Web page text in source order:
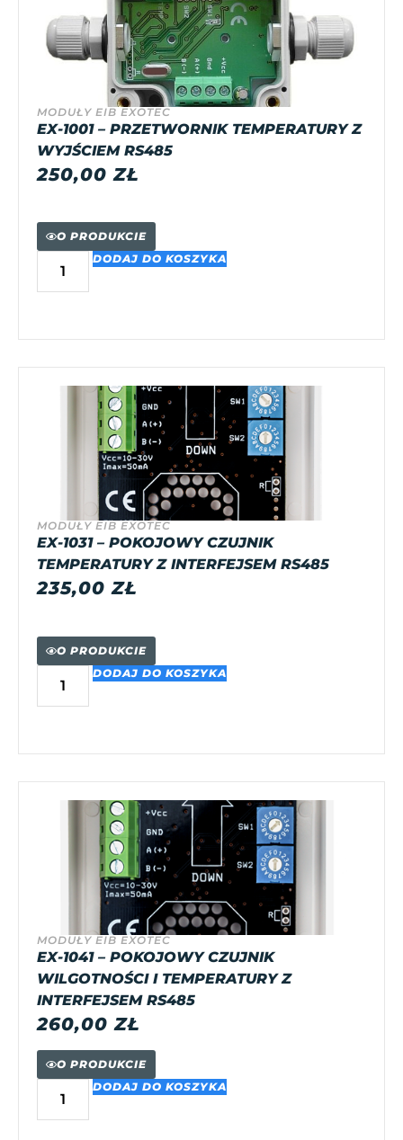
MODUŁY EIB EXOTEC
EX-1001 – PRZETWORNIK TEMPERATURY Z
WYJŚCIEM RS485
250,00ZŁ
O PRODUKCIE
DODAJ DO KOSZYKA
MODUŁY EIB EXOTEC
EX-1031 – POKOJOWY CZUJNIK
TEMPERATURY Z INTERFEJSEM RS485
235,00ZŁ
O PRODUKCIE
DODAJ DO KOSZYKA
MODUŁY EIB EXOTEC
EX-1041 – POKOJOWY CZUJNIK
WILGOTNOŚCI I TEMPERATURY Z
INTERFEJSEM RS485
260,00ZŁ
O PRODUKCIE
DODAJ DO KOSZYKA